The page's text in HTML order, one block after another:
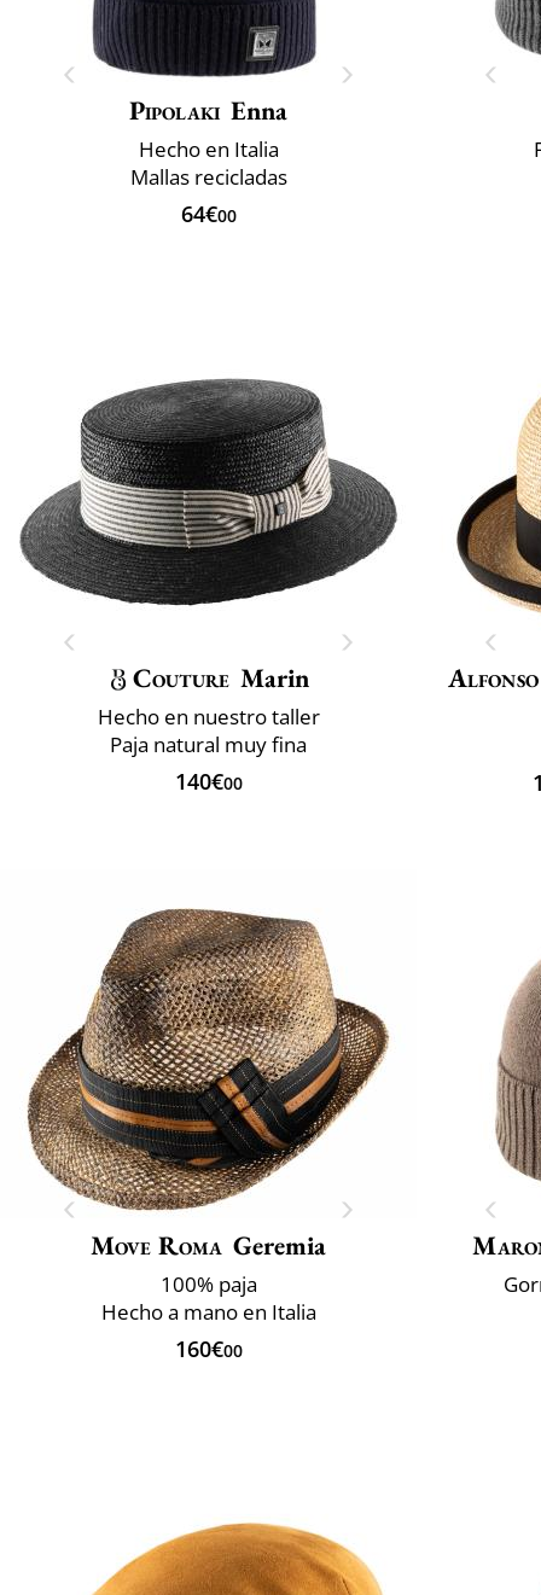
Pipolaki Enna
Hecho en Italia
Mallas recicladas
64€00
Couture Marin
Hecho en nuestro taller
Paja natural muy fina
140€00
Move Roma Geremia
100% paja
Hecho a mano en Italia
160€00